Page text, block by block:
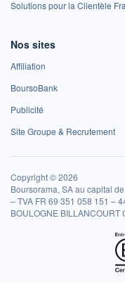
Solutions pour la Clientèle
Nos sites
Affiliation
BoursoBank
Publicité
Site Groupe & Recrutement
Copyright © 2026
Boursorama, SA au capital
– TVA FR 69 351 058 151 –
BOULOGNE BILLANCOURT